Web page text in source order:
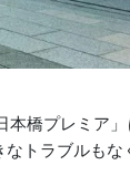
橋プレミア
トラブルもな